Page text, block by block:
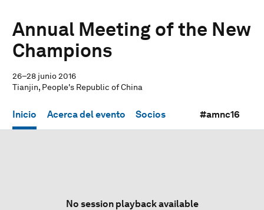
Annual Meeting of the New
Champions
26–28 junio 2016
Tianjin, People's Republic of China
Inicio Acerca del evento Socios #amnc16
No session playback available